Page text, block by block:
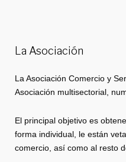
La Asociación
La Asociación Comercio y
Asociación multisectorial,
El principal objetivo es
forma individual, le están
comercio, así como al resto